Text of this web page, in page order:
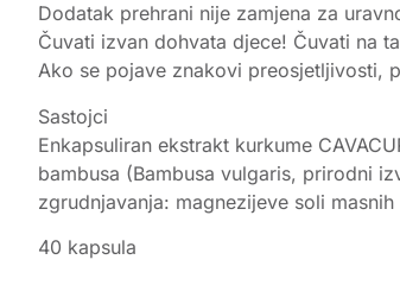
Dodatak prehrani nije zamjena za
Čuvati izvan dohvata djece! Čuvati na
Ako se pojave znakovi preosjetljivosti,
Sastojci
Enkapsuliran ekstrakt kurkume
bambusa (Bambusa vulgaris, prirodni
zgrudnjavanja: magnezijeve soli
40 kapsula